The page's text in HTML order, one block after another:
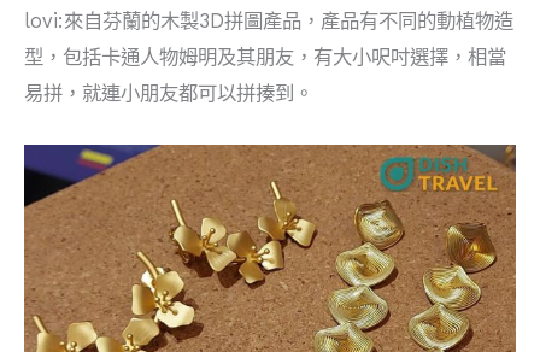
lovi:來自芬蘭的木製3D拼圖產品，產品有不同的動植物造
型，包括卡通人物姆明及其朋友，有大小呎吋選擇，相當
易拼，就連小朋友都可以拼揍到。